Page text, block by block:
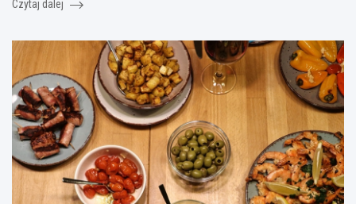
Czytaj dalej